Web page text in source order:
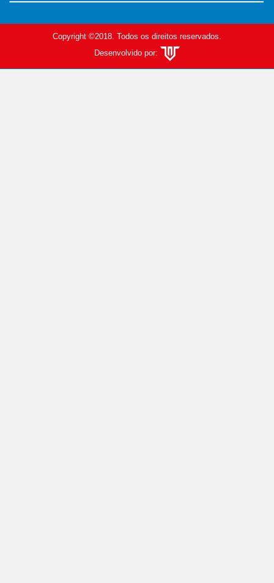
Copyright ©2018. Todos os direitos reservados.
Desenvolvido por: